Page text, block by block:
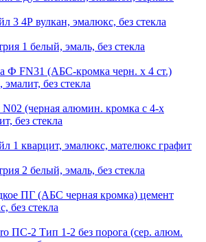
3 4Р вулкан, эмалюкс, без стекла
1 белый, эмаль, без стекла
Ф FN31 (АБС-кромка черн. х 4 ст.)
без стекла
(черная алюмин. кромка с 4-х
без стекла
1 кварцит, эмалюкс, мателюкс графит
2 белый, эмаль, без стекла
ПГ (АБС черная кромка) цемент
без стекла
ПС-2 Тип 1-2 без порога (сер. алюм.